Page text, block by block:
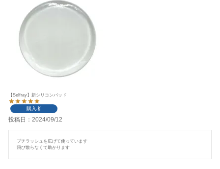
【Selfray】新シリコンパッド
購入者
投稿日 2024/09/12
プチラッシュを広げて使っています
飛び散らなくて助かります